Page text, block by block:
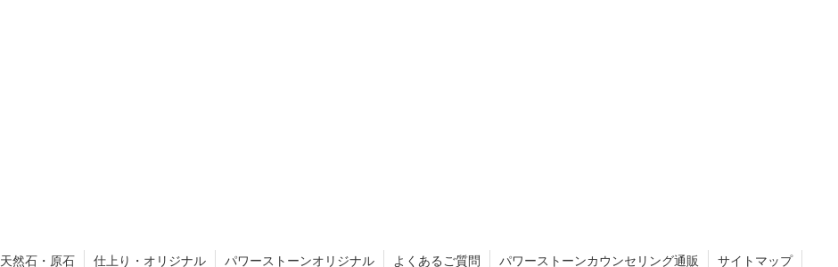
天然石・原石 仕上り・オリジナル パワーストーンオリジナル よくあるご質問 パワーストーンカウンセリング通販 サイトマップ